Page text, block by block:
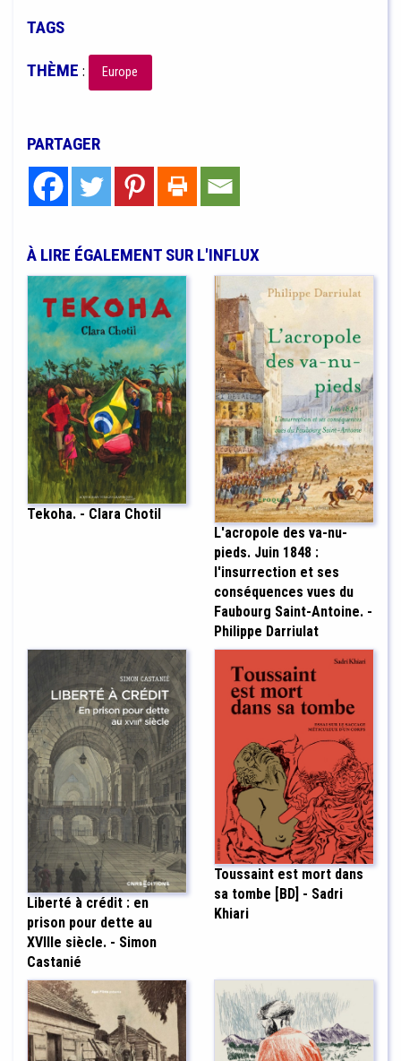
TAGS
THÈME : Europe
PARTAGER
À LIRE ÉGALEMENT SUR L'INFLUX
Tekoha. - Clara Chotil
L'acropole des va-nu-
pieds. Juin 1848 :
l'insurrection et ses
conséquences vues du
Faubourg Saint-Antoine. -
Philippe Darriulat
Liberté à crédit : en
prison pour dette au
XVIIIe siècle. - Simon
Castanié
Toussaint est mort dans
sa tombe [BD] - Sadri
Khiari